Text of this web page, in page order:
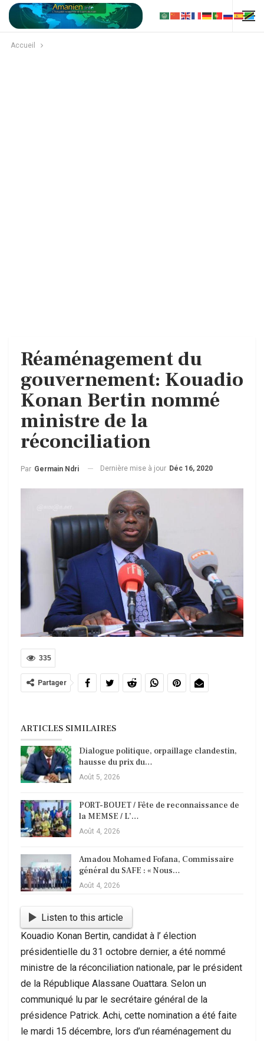
Accueil
Réaménagement du
gouvernement: Kouadio
Konan Bertin nommé
ministre de la
réconciliation
Par Germain Ndri Dernière mise à jour Déc 16, 2020
335
Partager
ARTICLES SIMILAIRES
Dialogue politique, orpaillage clandestin,
hausse du prix du…
Août 5, 2026
PORT-BOUET / Fête de reconnaissance de
la MEMSE / L’…
Août 4, 2026
Amadou Mohamed Fofana, Commissaire
général du SAFE : « Nous…
Août 4, 2026
Listen to this article
Kouadio Konan Bertin, candidat à l’ élection
présidentielle du 31 octobre dernier, a été nommé
ministre de la réconciliation nationale, par le président
de la République Alassane Ouattara. Selon un
communiqué lu par le secrétaire général de la
présidence Patrick. Achi, cette nomination a été faite
le mardi 15 décembre, lors d’un réaménagement du